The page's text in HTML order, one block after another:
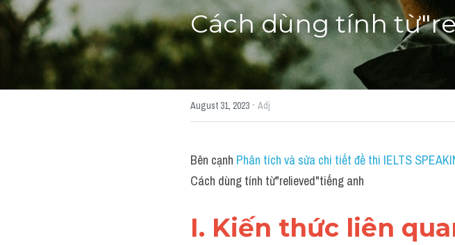
Cách dùng tính
August 31, 2023 · Adj
Bên cạnh Phân tích và sửa chi tiết đề thi IELTS
Cách dùng tính từ"relieved"tiếng anh
I. Kiến thức liên